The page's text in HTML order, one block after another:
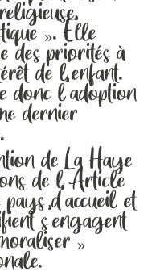
». Elle
des priorités à
de l’enfant.
donc l’adoption
dernier
de La Haye
de l’Article
d’accueil et
s’engagent
»